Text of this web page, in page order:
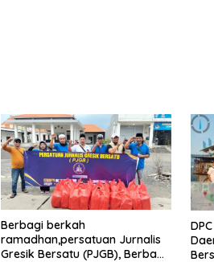
Berbagi berkah
ramadhan,persatuan Jurnalis
Gresik Bersatu (PJGB), Berbagi